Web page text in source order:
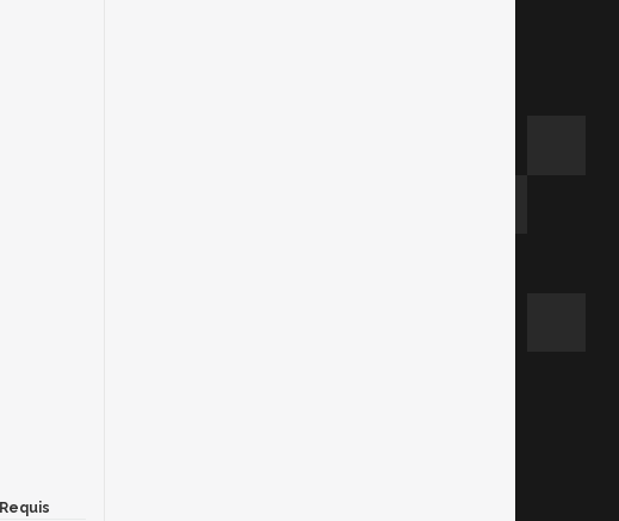
Requis